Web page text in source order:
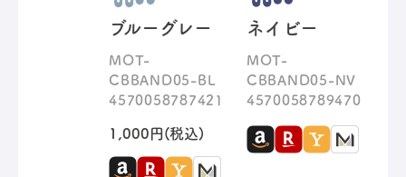
ブルーグレー
MOT-
CBBAND05-BL
4570058787421
1,000円(税込)
ネイビー
MOT-
CBBAND05-NV
4570058789470